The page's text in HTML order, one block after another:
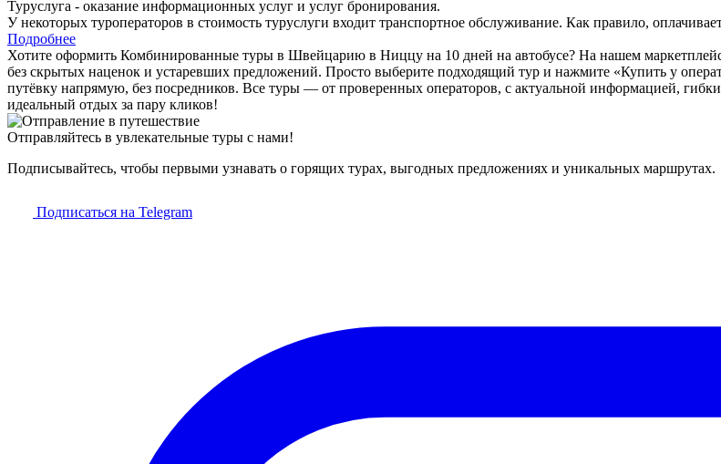
Туруслуга - оказание информационных услуг и услуг бронирования.
У некоторых туроператоров в стоимость туруслуги входит транспортное обслуживание. Как правило,
Подробнее
Хотите оформить Комбинированные туры в Швейцарию в Ниццу на 10 дней на автобусе? На нашем
без скрытых наценок и устаревших предложений. Просто выберите подходящий тур и нажмите «Купить у
путёвку напрямую, без посредников. Все туры — от проверенных операторов, с актуальной информацией,
идеальный отдых за пару кликов!
Отправляйтесь в увлекательные туры с нами!
Подписывайтесь, чтобы первыми узнавать о горящих турах, выгодных предложениях и уникальных маршрутах.
Подписаться на Telegram